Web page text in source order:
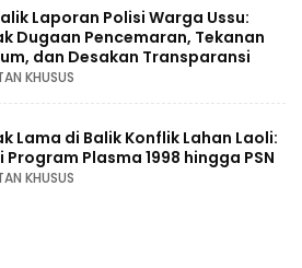
Laporan Polisi Warga Ussu:
Dugaan Pencemaran, Tekanan
dan Desakan Transparansi
KHUSUS
Lama di Balik Konflik Lahan Laoli:
Program Plasma 1998 hingga PSN
KHUSUS